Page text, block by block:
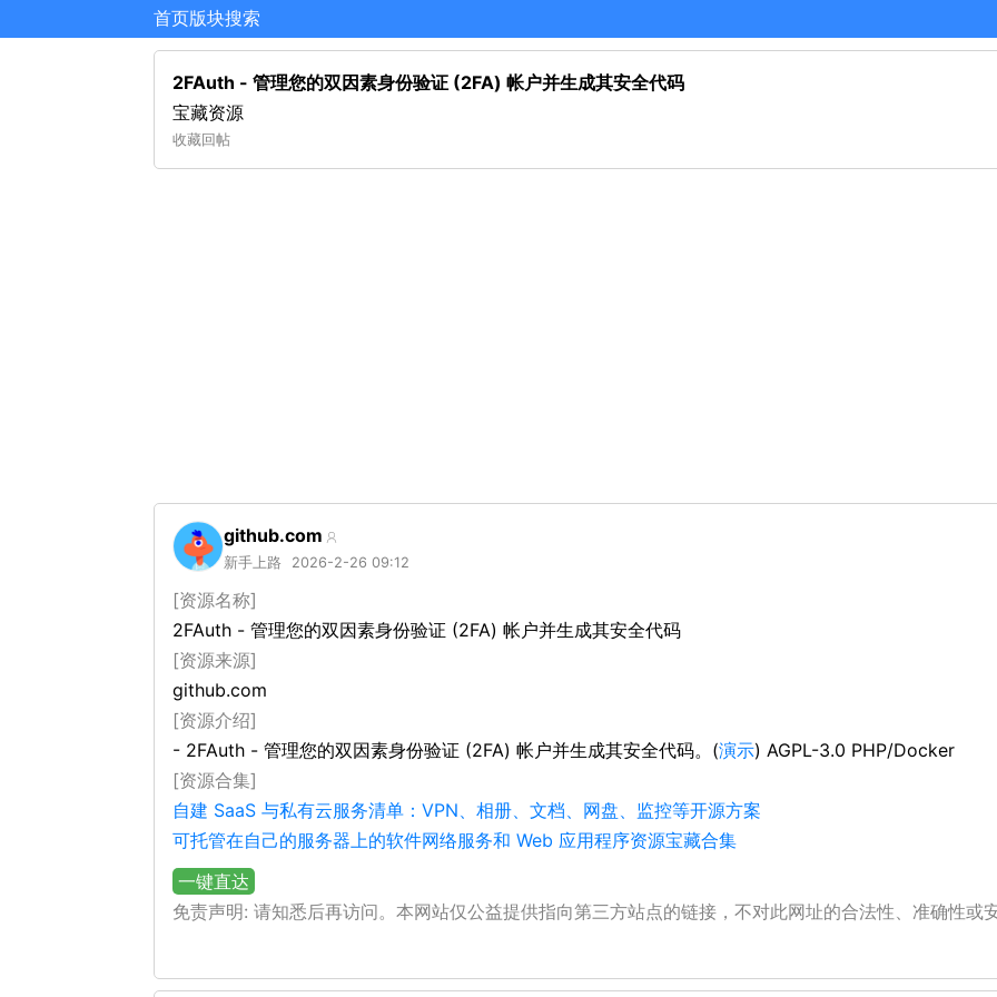
首页版块搜索
2FAuth - 管理您的双因素身份验证 (2FA) 帐户并生成其安全代码
宝藏资源
收藏回帖
github.com
新手上路 2026-2-26 09:12
[资源名称]
2FAuth - 管理您的双因素身份验证 (2FA) 帐户并生成其安全代码
[资源来源]
github.com
[资源介绍]
- 2FAuth - 管理您的双因素身份验证 (2FA) 帐户并生成其安全代码。(演示) AGPL-3.0 PHP/Docker
[资源合集]
自建 SaaS 与私有云服务清单：VPN、相册、文档、网盘、监控等开源方案
可托管在自己的服务器上的软件网络服务和 Web 应用程序资源宝藏合集
一键直达
免责声明: 请知悉后再访问。本网站仅公益提供指向第三方站点的链接，不对此网址的合法性、准确性或